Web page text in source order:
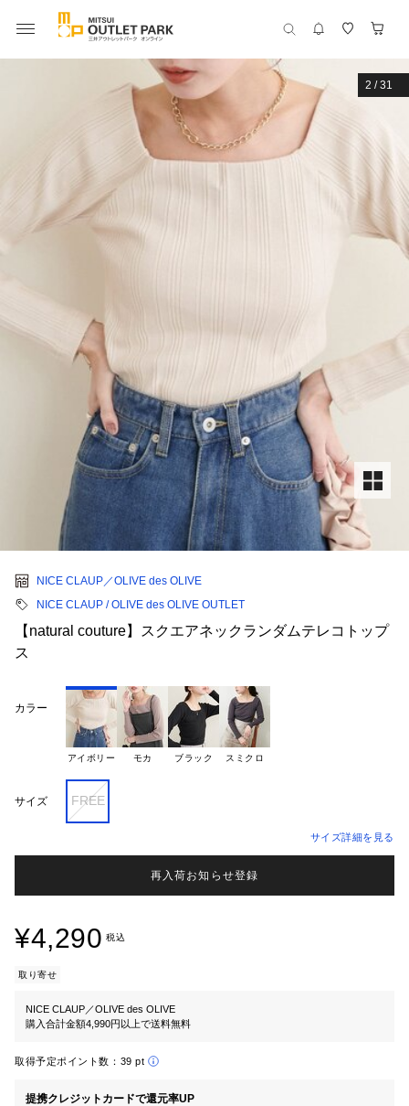
2 /31
NICE CLAUP／OLIVE des OLIVE
NICE CLAUP / OLIVE des OLIVE OUTLET
【natural couture】スクエアネックランダムテレコトップ
ス
カラー
アイボリー モカ ブラック スミクロ
サイズ FREE
サイズ詳細を見る
再入荷お知らせ登録
¥4,290 税込
取り寄せ
NICE CLAUP／OLIVE des OLIVE
購入合計金額4,990円以上で送料無料
取得予定ポイント数： 39 pt
提携クレジットカードで還元率UP